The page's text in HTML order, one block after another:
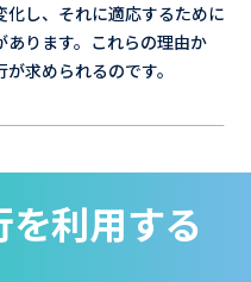
し、それに適応するために
ります。これらの理由か
求められるのです。
利用する